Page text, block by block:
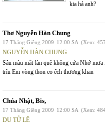
kia hả anh?
Thơ Nguyễn Hàn Chung
17 Tháng Giêng 2009 12:00 SA (Xem:
NGUYỄN HÀN CHUNG
Sâu màu mắt làn quê không cửa Nhớ
trĩu Em vòng thon eo ếch thương khan
Chúa Nhật, Bis,
17 Tháng Giêng 2009 12:00 SA (Xem:
DU TỬ LÊ